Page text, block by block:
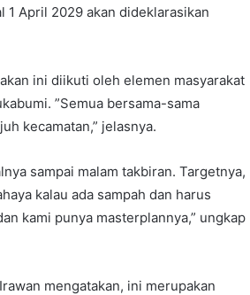
1 April 2029 akan dideklarasikan
ini diikuti oleh elemen masyarakat
”Semua bersama-sama
kecamatan,” jelasnya.
sampai malam takbiran. Targetnya,
kalau ada sampah dan harus
kami punya masterplannya,” ungkap
mengatakan, ini merupakan